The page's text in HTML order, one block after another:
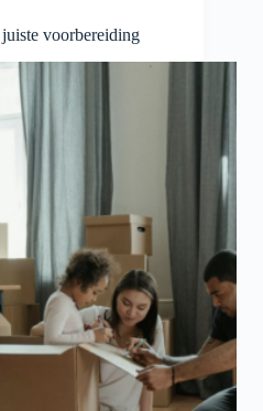
voorbereiding